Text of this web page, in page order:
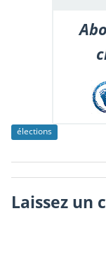
élections
Laissez un